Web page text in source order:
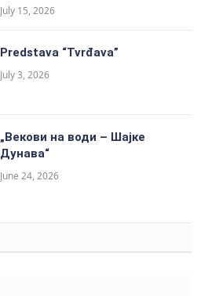
July 15, 2026
Predstava “Tvrđava”
July 3, 2026
„Векови на води – Шајке
Дунава“
June 24, 2026